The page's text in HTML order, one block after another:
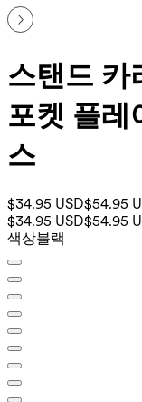
스탠드 카
포켓 플레
스
$34.95 USD$54.95
$34.95 USD$54.95
색상블랙